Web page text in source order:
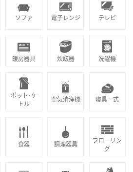
ソファ 電子レンジ テレビ
暖房器具 炊飯器 洗濯機
ポット･ケ
トル
空気清浄機 寝具一式
食器 調理器具
フローリン
グ